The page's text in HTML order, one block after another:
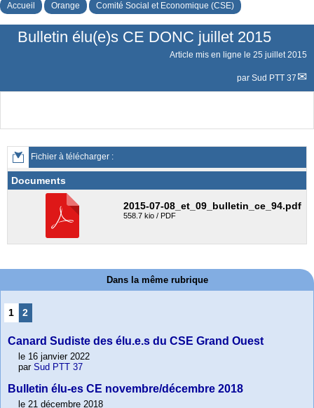
Accueil Orange Comité Social et Economique (CSE)
Bulletin élu(e)s CE DONC juillet 2015
Article mis en ligne le 25 juillet 2015
par Sud PTT 37
Fichier à télécharger :
Documents
2015-07-08_et_09_bulletin_ce_94.pdf
558.7 kio / PDF
Dans la même rubrique
1 2
Canard Sudiste des élu.e.s du CSE Grand Ouest
le 16 janvier 2022
par Sud PTT 37
Bulletin élu-es CE novembre/décembre 2018
le 21 décembre 2018